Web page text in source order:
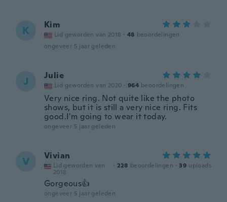
K Kim
Lid geworden van 2018 · 48 beoordelingen
ongeveer 5 jaar geleden
J Julie
Lid geworden van 2020 · 964 beoordelingen
Very nice ring. Not quite like the photo
shows, but it is still a very nice ring. Fits
good.I'm going to wear it today.
ongeveer 5 jaar geleden
V Vivian
Lid geworden van
2018
· 228 beoordelingen · 39 uploads
Gorgeous👍
ongeveer 5 jaar geleden